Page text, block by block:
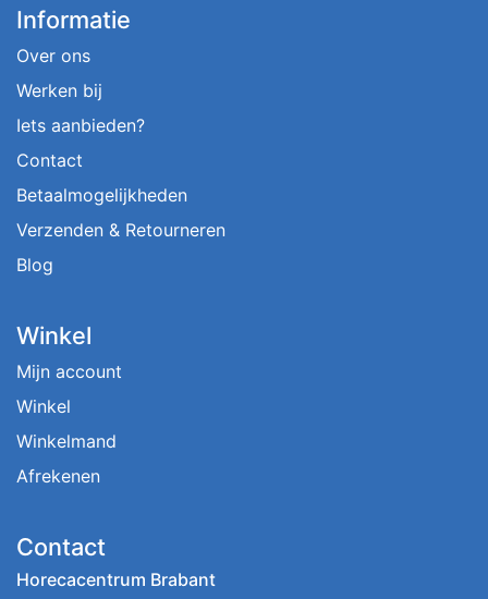
Informatie
Over ons
Werken bij
Iets aanbieden?
Contact
Betaalmogelijkheden
Verzenden & Retourneren
Blog
Winkel
Mijn account
Winkel
Winkelmand
Afrekenen
Contact
Horecacentrum Brabant